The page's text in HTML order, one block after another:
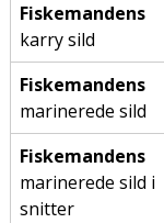
Fiskemandens
karry sild
Fiskemandens
marinerede sild
Fiskemandens
marinerede sild i
snitter